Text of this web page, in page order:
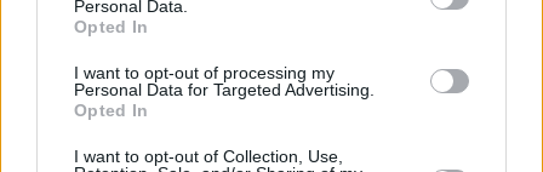
Personal Data.
Opted In
I want to opt-out of processing my
Personal Data for Targeted Advertising.
Opted In
I want to opt-out of Collection, Use,
Styl życia